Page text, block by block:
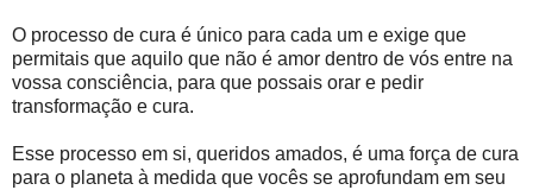
O processo de cura é único para cada um e exige que
permitais que aquilo que não é amor dentro de vós entre na
vossa consciência, para que possais orar e pedir
transformação e cura.
Esse processo em si, queridos amados, é uma força de cura
para o planeta à medida que vocês se aprofundam em seu